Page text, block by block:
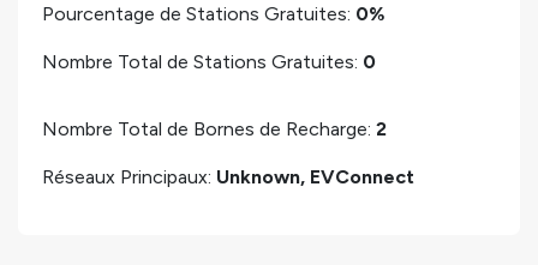
Pourcentage de Stations Gratuites: 0%
Nombre Total de Stations Gratuites: 0
Nombre Total de Bornes de Recharge: 2
Réseaux Principaux: Unknown, EVConnect